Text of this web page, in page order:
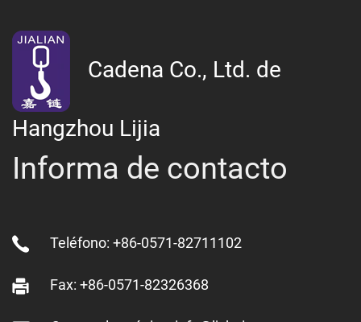
Cadena Co., Ltd. de
Hangzhou Lijia
Informa de contacto
Teléfono: +86-0571-82711102
Fax: +86-0571-82326368